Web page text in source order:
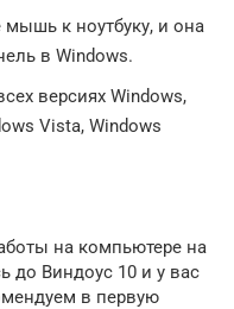
мышь к ноутбуку, и она
в Windows.
версиях Windows,
Vista, Windows
на компьютере на
до Виндоус 10 и у вас
в первую